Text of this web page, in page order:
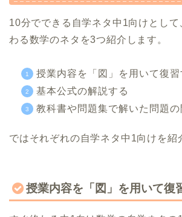
10分でできる自学ネタ中1向けとして
わる数学のネタを3つ紹介します。
授業内容を「図」を用いて復習
基本公式の解説する
教科書や問題集で解いた問題
ではそれぞれの自学ネタ中1向けを紹
授業内容を「図」を用いて復